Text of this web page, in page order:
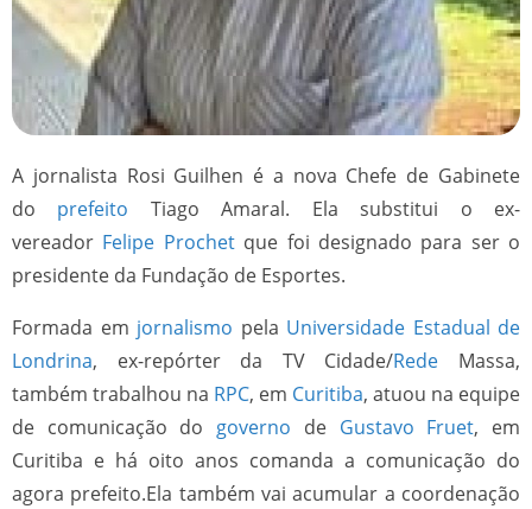
A jornalista Rosi Guilhen é a nova Chefe de Gabinete
do prefeito Tiago Amaral. Ela substitui o ex-
vereador Felipe Prochetque foi designado para ser o
presidente da Fundação de Esportes.
Formada em jornalismo pela Universidade Estadual de
Londrina, ex-repórter da TV Cidade/Rede Massa,
também trabalhou na RPC, em Curitiba, atuou na equipe
de comunicação do governo de Gustavo Fruet, em
Curitiba e há oito anos comanda a comunicação do
agora prefeito.Ela também vai acumular a coordenação